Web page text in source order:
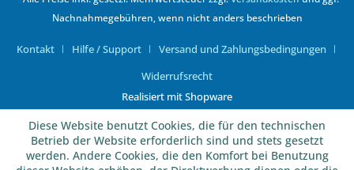
Nachnahmegebühren, wenn nicht anders beschrieben
Kontakt Hilfe / Support
Versand und Zahlungsbedingungen
Widerrufsrecht
Realisiert mit Shopware
Diese Website benutzt Cookies, die für den technischen
Betrieb der Website erforderlich sind und stets gesetzt
werden. Andere Cookies, die den Komfort bei Benutzung